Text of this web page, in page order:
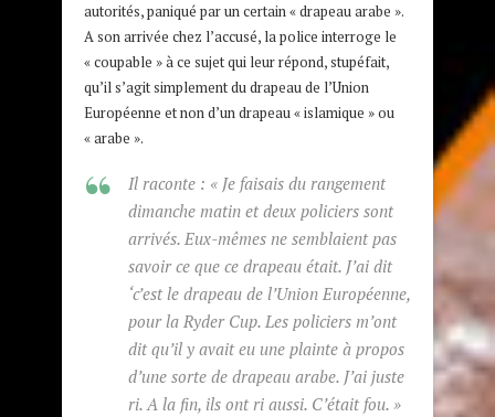
autorités, paniqué par un certain « drapeau arabe ».
A son arrivée chez l’accusé, la police interroge le
« coupable » à ce sujet qui leur répond, stupéfait,
qu’il s’agit simplement du drapeau de l’Union
Européenne et non d’un drapeau « islamique » ou
« arabe ».
Il raconte : « Je faisais du rangement
dimanche matin et deux policiers sont
arrivés. Eux-mêmes ne semblaient pas
savoir ce que ce drapeau était. J’ai dit
‘c’est le drapeau de l’Union Européenne,
pour la Ryder Cup. Les policiers m’ont
dit qu’il y avait eu une plainte à propos
d’une sorte de drapeau arabe. J’ai juste
ri. A la fin, ils ont ri aussi. C’était fou. »